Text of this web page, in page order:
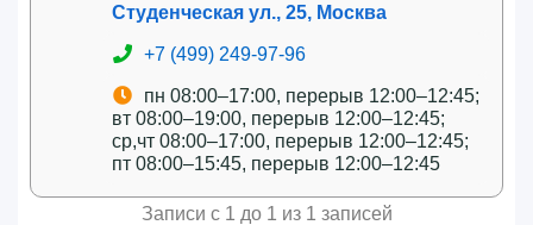
Студенческая ул., 25, Москва
+7 (499) 249-97-96
пн 08:00–17:00, перерыв 12:00–12:45;
вт 08:00–19:00, перерыв 12:00–12:45;
ср,чт 08:00–17:00, перерыв 12:00–12:45;
пт 08:00–15:45, перерыв 12:00–12:45
Записи с 1 до 1 из 1 записей